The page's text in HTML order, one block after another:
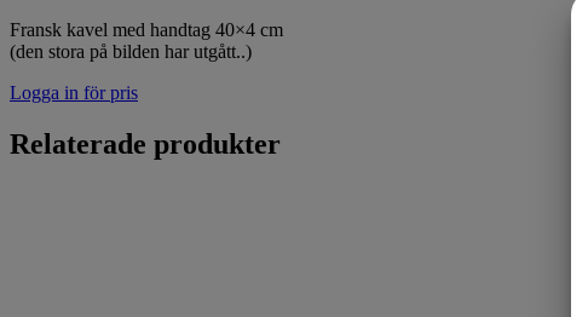
Fransk kavel med handtag 40×4 cm
(den stora på bilden har utgått..)
Logga in för pris
Relaterade produkter